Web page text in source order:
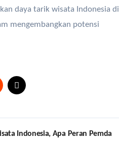
daya tarik wisata Indonesia di
mengembangkan potensi
Indonesia, Apa Peran Pemda